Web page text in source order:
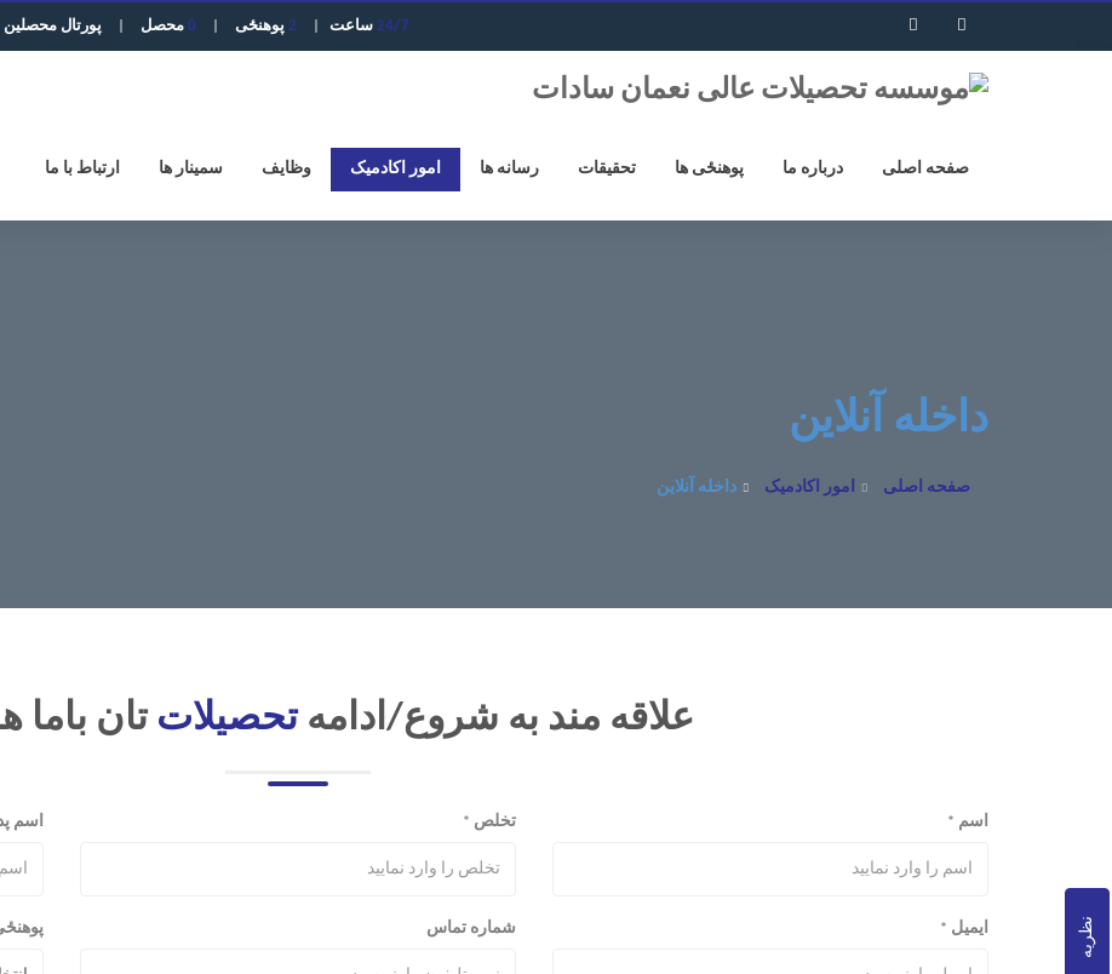
24/7 ساعت 2 پوهنځی 0 محصل پورتال محصلین
صفحه اصلی درباره ما پوهنځی ها تحقیقات رسانه ها امور اکادمیک وظایف سمینار ها ارتباط با ما
نظریه
داخله آنلاین
صفحه اصلی امور اکادمیک داخله آنلاین
علاقه مند به شروع/ادامه تحصیلات تان باما
اسم * تخلص * اسم
ایمیل * شماره تماس